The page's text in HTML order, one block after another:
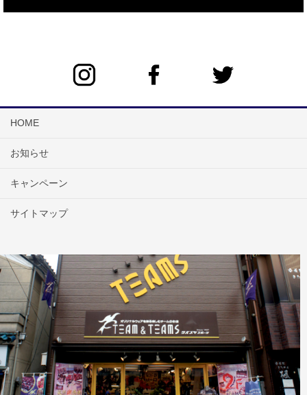
HOME
お知らせ
キャンペーン
サイトマップ